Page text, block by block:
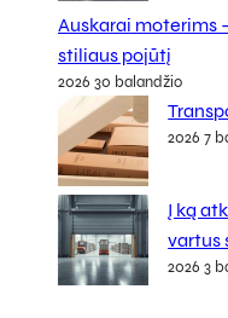
Auskarai moterims
stiliaus pojūtį
2026 30 balandžio
2026 7
Į ką
vartus
2026 3